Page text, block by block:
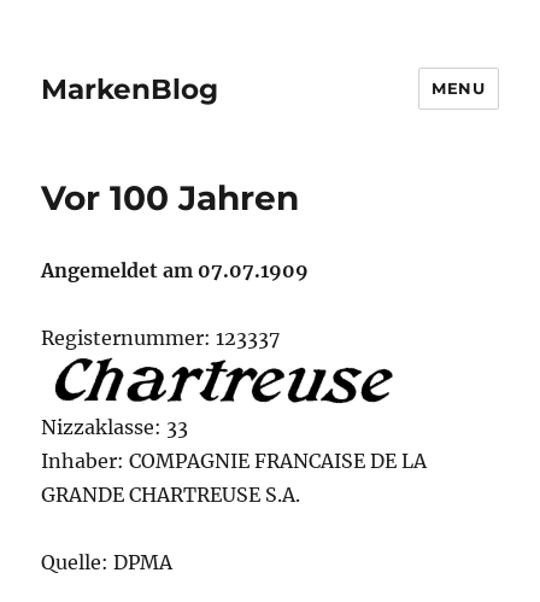
MarkenBlog MENU
Vor 100 Jahren
Angemeldet am 07.07.1909
Registernummer: 123337
Nizzaklasse: 33
Inhaber: COMPAGNIE FRANCAISE DE LA
GRANDE CHARTREUSE S.A.
Quelle: DPMA